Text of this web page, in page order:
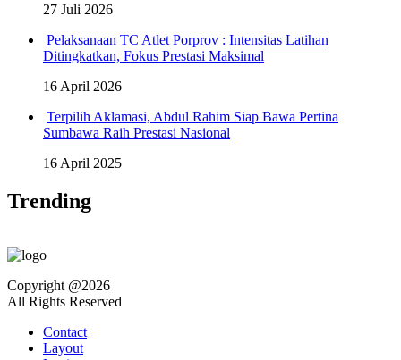
27 Juli 2026
Pelaksanaan TC Atlet Porprov : Intensitas Latihan
Ditingkatkan, Fokus Prestasi Maksimal
16 April 2026
Terpilih Aklamasi, Abdul Rahim Siap Bawa Pertina
Sumbawa Raih Prestasi Nasional
16 April 2025
Trending
Copyright @2026
All Rights Reserved
Contact
Layout